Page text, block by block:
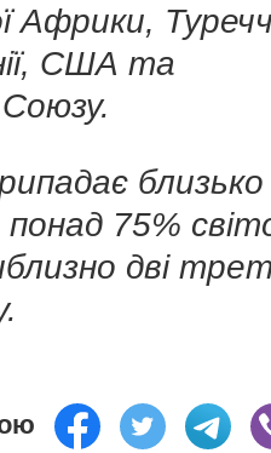
Африки,
США та
75%
дві